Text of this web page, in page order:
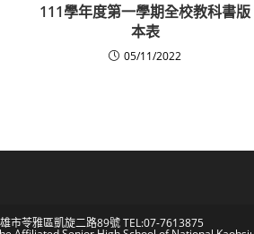
111學年度第一學期全校教科書版
本表
05/11/2022
市苓雅區凱旋二路89號 TEL:07-7613875